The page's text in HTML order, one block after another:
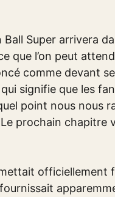
Super arrivera
que l’on peut
comme devant
signifie que les
point nous nous
prochain chapitre
officiellement